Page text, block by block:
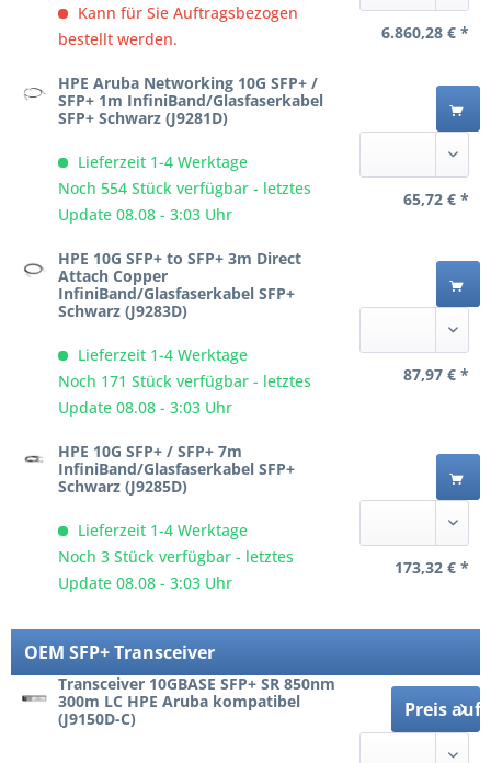
Kann für Sie Auftragsbezogen
bestellt werden.
6.860,28 € *
HPE Aruba Networking 10G SFP+ /
SFP+ 1m InfiniBand/Glasfaserkabel
SFP+ Schwarz (J9281D)
Lieferzeit 1-4 Werktage
Noch 554 Stück verfügbar - letztes
Update 08.08 - 3:03 Uhr
65,72 € *
HPE 10G SFP+ to SFP+ 3m Direct
Attach Copper
InfiniBand/Glasfaserkabel SFP+
Schwarz (J9283D)
Lieferzeit 1-4 Werktage
Noch 171 Stück verfügbar - letztes
Update 08.08 - 3:03 Uhr
87,97 € *
HPE 10G SFP+ / SFP+ 7m
InfiniBand/Glasfaserkabel SFP+
Schwarz (J9285D)
Lieferzeit 1-4 Werktage
Noch 3 Stück verfügbar - letztes
Update 08.08 - 3:03 Uhr
173,32 € *
OEM SFP+ Transceiver
Transceiver 10GBASE SFP+ SR 850nm
300m LC HPE Aruba kompatibel
(J9150D-C)
Preis auf